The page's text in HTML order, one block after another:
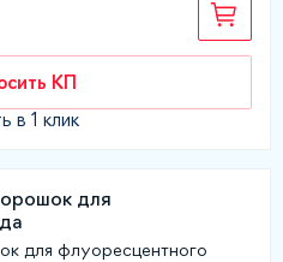
КП
в 1 клик
для флуоресцентного